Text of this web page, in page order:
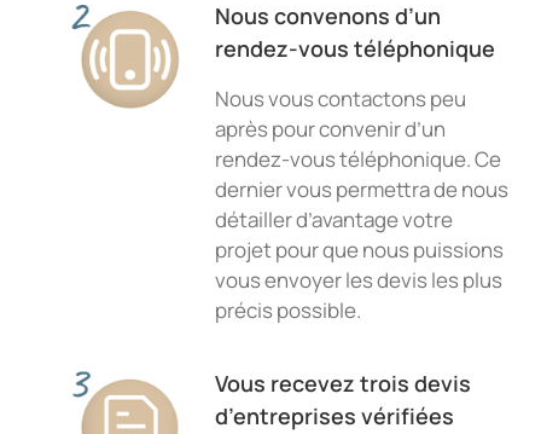
Nous convenons d’un
rendez-vous téléphonique
Nous vous contactons peu
après pour convenir d’un
rendez-vous téléphonique. Ce
dernier vous permettra de nous
détailler d’avantage votre
projet pour que nous puissions
vous envoyer les devis les plus
précis possible.
Vous recevez trois devis
d’entreprises vérifiées